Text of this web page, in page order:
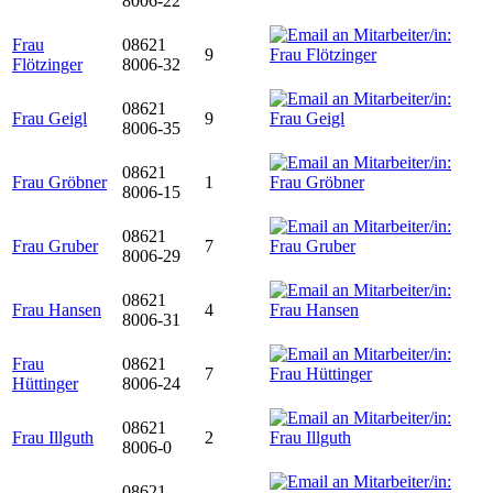
Frau
Flötzinger
08621
8006-32
9
Frau Geigl
08621
8006-35
9
Frau Gröbner
08621
8006-15
1
Frau Gruber
08621
8006-29
7
Frau Hansen
08621
8006-31
4
Frau
Hüttinger
08621
8006-24
7
Frau Illguth
08621
8006-0
2